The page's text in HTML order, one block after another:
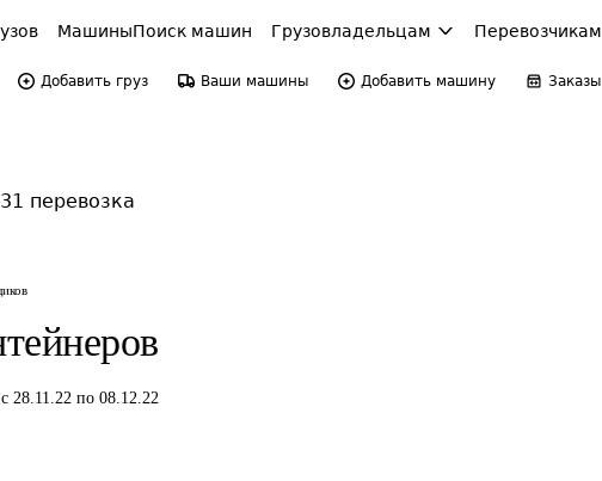
МашиныПоиск машин Грузовладельцам Перевозчикам
Добавить груз Ваши машины Добавить машину Заказы
перевозка
с 28.11.22 по 08.12.22